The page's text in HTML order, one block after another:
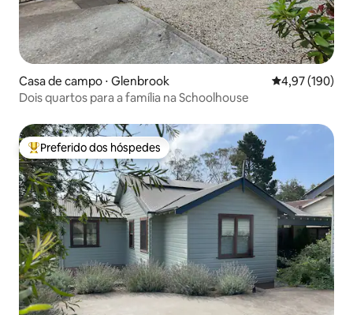
Casa de campo ⋅ Glenbrook 4,97 de uma
4,97 (190)
Dois quartos para a família na Schoolhouse
Entre os melhores preferidos dos hóspedes
Preferido dos hóspedes